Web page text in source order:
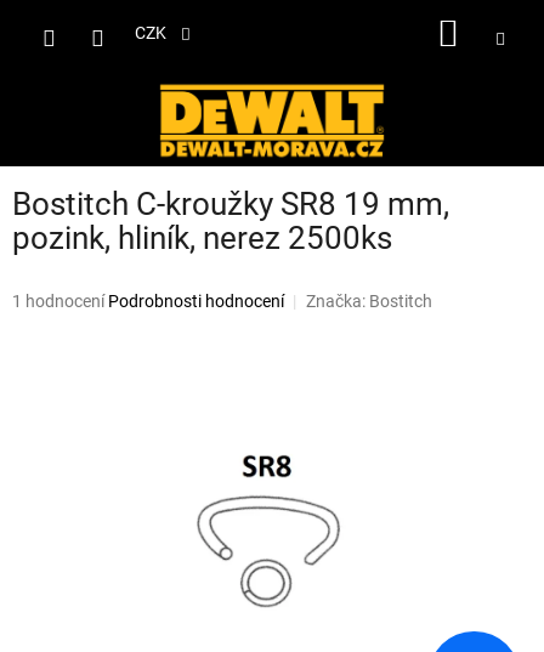
CZK
Bostitch C-kroužky SR8 19 mm,
pozink, hliník, nerez 2500ks
Průměrné
1 hodnocení Podrobnosti hodnocení Značka: Bostitch